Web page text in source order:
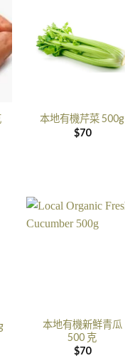
本地有機芹菜 500g
$70
本地有機新鮮青瓜
500 克
$70